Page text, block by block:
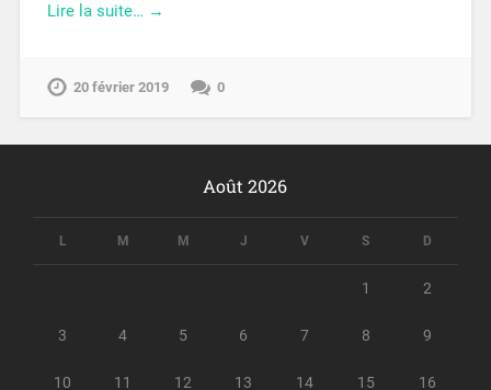
Lire la suite… →
20 février 2019 0
Août 2026
L M M J V S D
1 2
3 4 5 6 7 8 9
10 11 12 13 14 15 16